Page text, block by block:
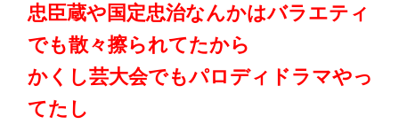
忠臣蔵や国定忠治なんかはバラエティ
でも散々擦られてたから
かくし芸大会でもパロディドラマやっ
てたし